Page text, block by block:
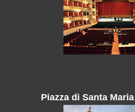
Piazza di Santa